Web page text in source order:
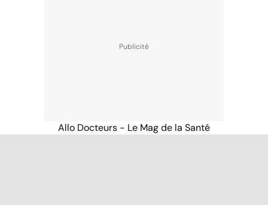
Allo Docteurs - Le Mag de la Santé